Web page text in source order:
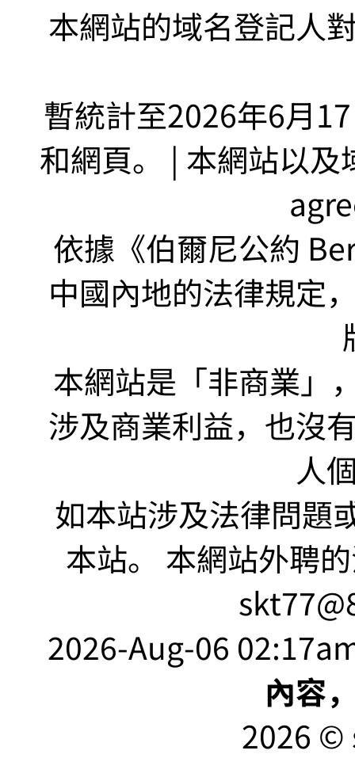
本網站的域名登記人
暫統計至2026年6月
和網頁。 | 本網站以
依據《伯爾尼公約
中國內地的法律規定
本網站是「非商業
涉及商業利益，也沒
人
如本站涉及法律問題
本站。 本網站外聘
2026-Aug-06
內容
2026 ©